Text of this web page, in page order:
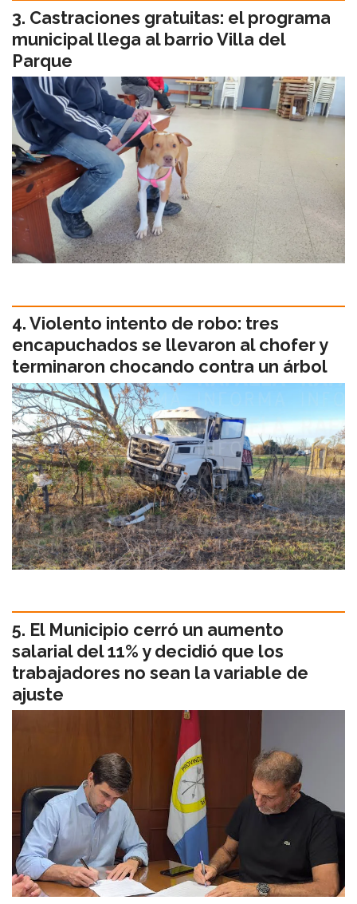
Castraciones gratuitas: el programa
municipal llega al barrio Villa del
Parque
Violento intento de robo: tres
encapuchados se llevaron al chofer y
terminaron chocando contra un árbol
El Municipio cerró un aumento
salarial del 11% y decidió que los
trabajadores no sean la variable de
ajuste